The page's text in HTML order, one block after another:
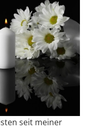
seit meiner